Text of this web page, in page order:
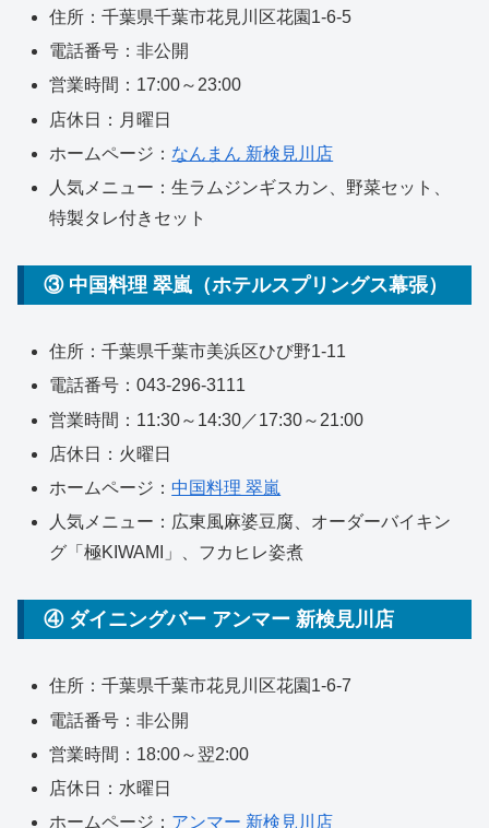
住所：千葉県千葉市花見川区花園1-6-5
電話番号：非公開
営業時間：17:00～23:00
店休日：月曜日
ホームページ： なんまん 新検見川店
人気メニュー：生ラムジンギスカン、野菜セット、
特製タレ付きセット
③ 中国料理 翠嵐（ホテルスプリングス幕張）
住所：千葉県千葉市美浜区ひび野1-11
電話番号：043-296-3111
営業時間：11:30～14:30／17:30～21:00
店休日：火曜日
ホームページ：中国料理 翠嵐
人気メニュー：広東風麻婆豆腐、オーダーバイキン
グ「極KIWAMI」、フカヒレ姿煮
④ ダイニングバー アンマー 新検見川店
住所：千葉県千葉市花見川区花園1-6-7
電話番号：非公開
営業時間：18:00～翌2:00
店休日：水曜日
ホームページ： アンマー 新検見川店